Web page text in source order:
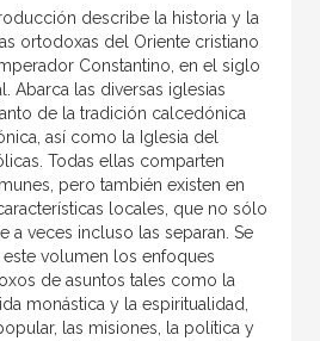
describe la historia y la
ortodoxas del Oriente cristiano
Constantino, en el siglo
Abarca las diversas iglesias
de la tradición calcedónica
así como la Iglesia del
Todas ellas comparten
pero también existen en
locales, que no sólo
a veces incluso las separan. Se
volumen los enfoques
de asuntos tales como la
monástica y la espiritualidad,
las misiones, la política y